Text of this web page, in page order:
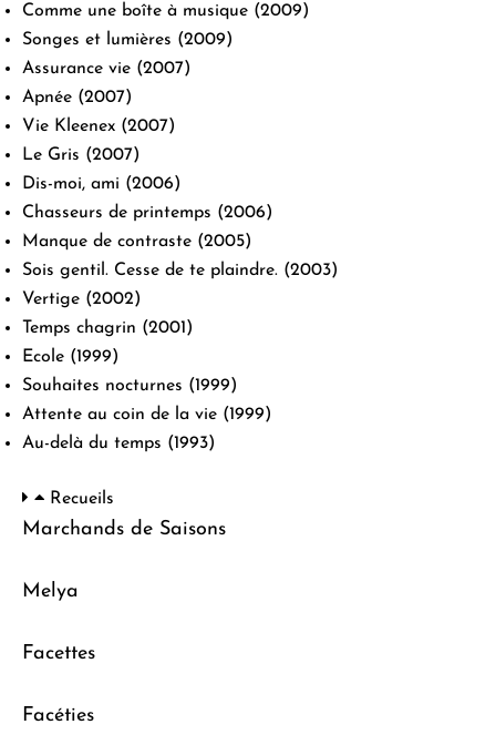
Comme une boîte à musique (2009)
Songes et lumières (2009)
Assurance vie (2007)
Apnée (2007)
Vie Kleenex (2007)
Le Gris (2007)
Dis-moi, ami (2006)
Chasseurs de printemps (2006)
Manque de contraste (2005)
Sois gentil. Cesse de te plaindre. (2003)
Vertige (2002)
Temps chagrin (2001)
Ecole (1999)
Souhaites nocturnes (1999)
Attente au coin de la vie (1999)
Au-delà du temps (1993)
Recueils
Marchands de Saisons
Melya
Facettes
Facéties